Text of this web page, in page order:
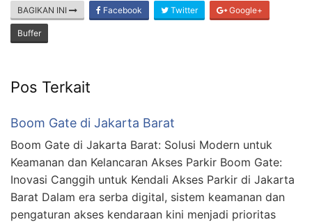
BAGIKAN INI Facebook Twitter Google+
Buffer
Pos Terkait
Boom Gate di Jakarta Barat
Boom Gate di Jakarta Barat: Solusi Modern untuk
Keamanan dan Kelancaran Akses Parkir Boom Gate:
Inovasi Canggih untuk Kendali Akses Parkir di Jakarta
Barat Dalam era serba digital, sistem keamanan dan
pengaturan akses kendaraan kini menjadi prioritas